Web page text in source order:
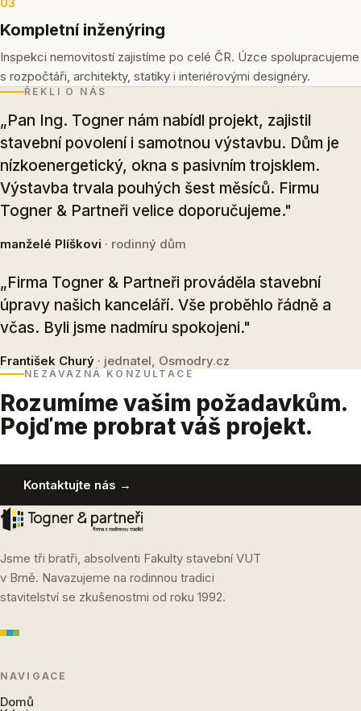
03
Kompletní inženýring
Inspekci nemovitostí zajistíme po celé ČR. Úzce spolupracujeme
s rozpočtáři, architekty, statiky i interiérovými designéry.
ŘEKLI O NÁS
„Pan Ing. Togner nám nabídl projekt, zajistil
stavební povolení i samotnou výstavbu. Dům je
nízkoenergetický, okna s pasivním trojsklem.
Výstavba trvala pouhých šest měsíců. Firmu
Togner & Partneři velice doporučujeme."
manželé Plíškovi · rodinný dům
„Firma Togner & Partneři prováděla stavební
úpravy našich kanceláří. Vše proběhlo řádně a
včas. Byli jsme nadmíru spokojeni."
František Churý · jednatel, Osmodry.cz
NEZÁVAZNÁ KONZULTACE
Rozumíme vašim požadavkům.
Pojďme probrat váš projekt.
Kontaktujte nás →
Jsme tři bratři, absolventi Fakulty stavební VUT
v Brně. Navazujeme na rodinnou tradici
stavitelství se zkušenostmi od roku 1992.
NAVIGACE
Domů